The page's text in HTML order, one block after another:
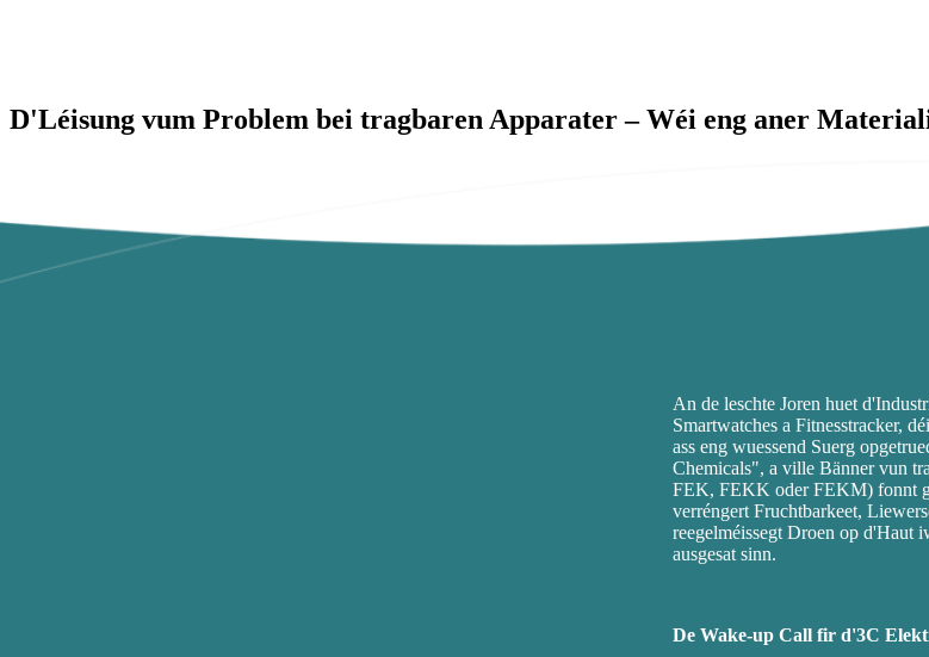
D'Léisung vum Problem bei tragbaren Apparater – Wéi eng aner
An de leschte Joren huet
Smartwatches a Fitnesstracker,
ass eng wuessend Suerg
Chemicals", a ville Bänner vun
FEK, FEKK oder FEKM) fonnt
verréngert Fruchtbarkeet,
reegelméissegt Droen op d'Haut
ausgesat sinn.
De Wake-up Call fir d'3C